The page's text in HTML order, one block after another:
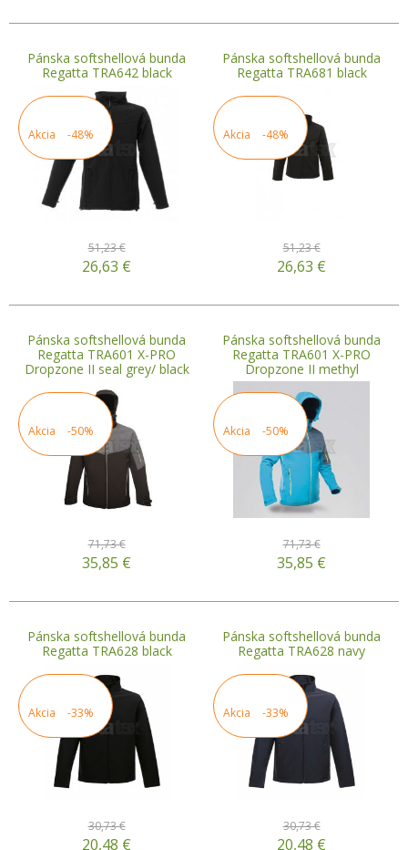
Pánska softshellová bunda
Regatta TRA642 black
Akcia -48%
51,23 €
26,63 €
Pánska softshellová bunda
Regatta TRA681 black
Akcia -48%
51,23 €
26,63 €
Pánska softshellová bunda
Regatta TRA601 X-PRO
Dropzone II seal grey/ black
Akcia -50%
71,73 €
35,85 €
Pánska softshellová bunda
Regatta TRA601 X-PRO
Dropzone II methyl
Akcia -50%
71,73 €
35,85 €
Pánska softshellová bunda
Regatta TRA628 black
Akcia -33%
30,73 €
20,48 €
Pánska softshellová bunda
Regatta TRA628 navy
Akcia -33%
30,73 €
20,48 €